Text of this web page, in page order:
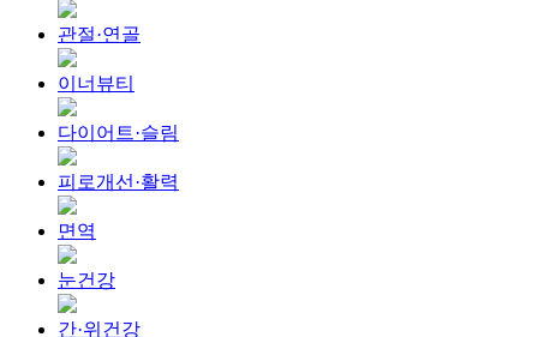
관절·연골
이너뷰티
다이어트·슬림
피로개선·활력
면역
눈건강
간·위건강